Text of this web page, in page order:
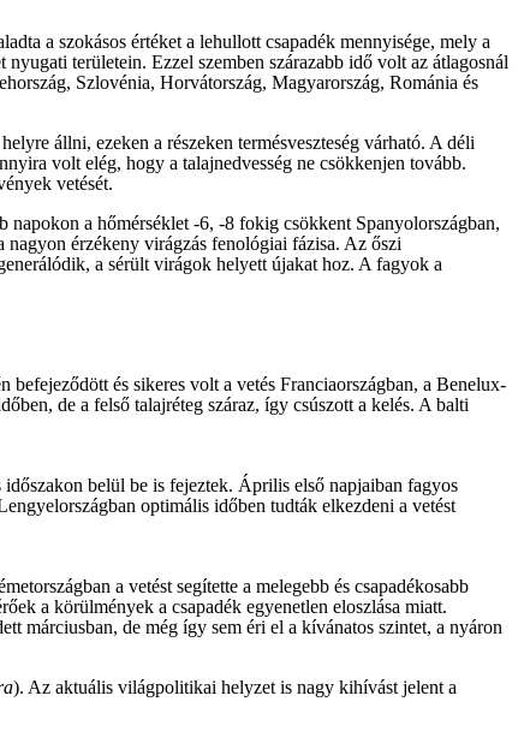
a szokásos értéket a lehullott csapadék mennyisége, mely a
területein. Ezzel szemben szárazabb idő volt az átlagosnál
Szlovénia, Horvátország, Magyarország, Románia és
állni, ezeken a részeken termésveszteség várható. A déli
volt elég, hogy a talajnedvesség ne csökkenjen tovább.
vetését.
a hőmérséklet -6, -8 fokig csökkent Spanyolországban,
érzékeny virágzás fenológiai fázisa. Az őszi
a sérült virágok helyett újakat hoz. A fagyok a
és sikeres volt a vetés Franciaországban, a Benelux-
de a felső talajréteg száraz, így csúszott a kelés. A balti
belül be is fejeztek. Április első napjaiban fagyos
optimális időben tudták elkezdeni a vetést
a vetést segítette a melegebb és csapadékosabb
a körülmények a csapadék egyenetlen eloszlása miatt.
márciusban, de még így sem éri el a kívánatos szintet, a nyáron
). Az aktuális világpolitikai helyzet is nagy kihívást jelent a